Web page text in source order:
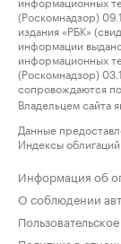
(Роскомнадзор)
издания «РБК»
информации
информационных
(Роскомнадзор)
сопровождаются
Владельцем сайта
Данные
Индексы
Информация об
О соблюдении